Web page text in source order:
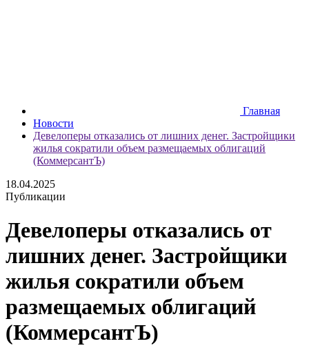
Главная
Новости
Девелоперы отказались от лишних денег. Застройщики
жилья сократили объем размещаемых облигаций
(КоммерсантЪ)
18.04.2025
Публикации
Девелоперы отказались от
лишних денег. Застройщики
жилья сократили объем
размещаемых облигаций
(КоммерсантЪ)